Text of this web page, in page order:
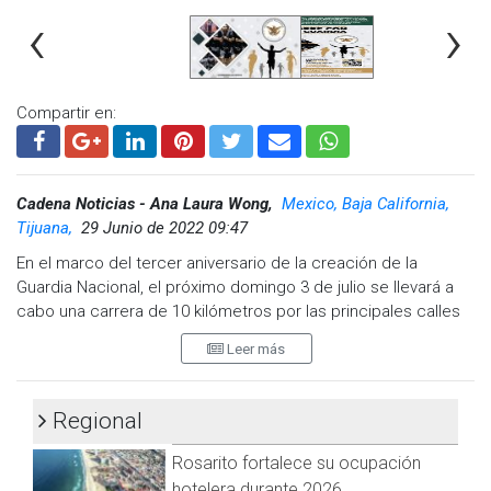
Caliente a la altura del estacionamiento del Hipódromo
Caliente.
La inscripción es totalmente gratuita y los participantes
pueden apoyar con cajas de guantes de látex, algodón entre
otros insumos médicos que serán a beneficio del Hospital
General de Tijuana (HGT).
Cabe mencionar que además instalarán módulos de atención
de salud gratuitos para realizar exámenes de prevención.
‹ ›
Compartir en:
Cadena Noticias - Ana Laura Wong, Mexico, Baja California,
Tijuana, 29 Junio de 2022 09:47
En el marco del tercer aniversario de la creación de la
Guardia Nacional, el próximo domingo 3 de julio se llevará a
cabo una carrera de 10 kilómetros por las principales calles
La carretera atlética será a partir de las 7:15 horas desde
pasarán por la unidad deportiva CREA y el Hospital General de
Tijuana (HGT). Posteriormente recorrerán la Vía Rápida
Oriente en dirección a la línea Sentri, subirán el puente El
Leer más
Regional
Rosarito fortalece su ocupación